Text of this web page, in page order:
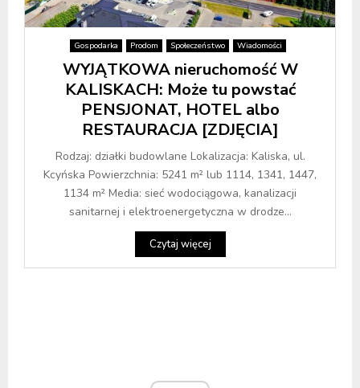
Gospodarka Prodom Społeczeństwo Wiadomości
WYJĄTKOWA nieruchomość W
KALISKACH: Może tu powstać
PENSJONAT, HOTEL albo
RESTAURACJA [ZDJĘCIA]
Rodzaj: działki budowlane Lokalizacja: Kaliska, ul.
Kcyńska Powierzchnia: 5241 m² lub 1114, 1341, 1447,
1134 m² Media: sieć wodociągowa, kanalizacji
sanitarnej i elektroenergetyczna w drodze...
Czytaj więcej